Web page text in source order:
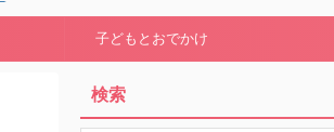
子どもとおでかけ
検索